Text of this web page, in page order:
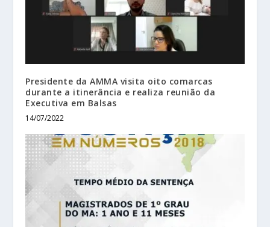
Presidente da AMMA visita oito comarcas
durante a itinerância e realiza reunião da
Executiva em Balsas
14/07/2022